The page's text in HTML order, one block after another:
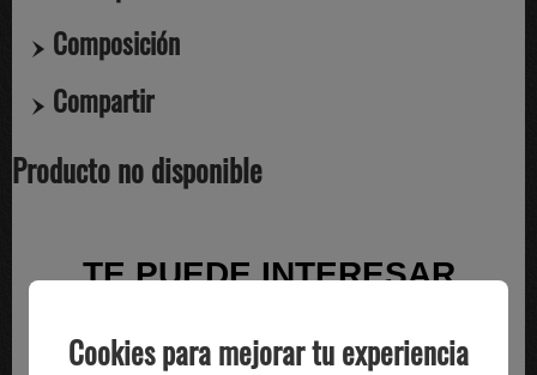
Composición
Compartir
Producto no disponible
TE PUEDE INTERESAR
Cookies para mejorar tu experiencia